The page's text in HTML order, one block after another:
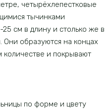
четырёхлепестковые
тычинками
см в длину и столько же в
Они образуются на концах
и покрывают
по форме и цвету